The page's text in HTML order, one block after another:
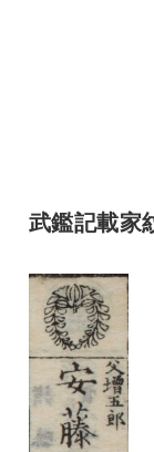
武鑑記載家